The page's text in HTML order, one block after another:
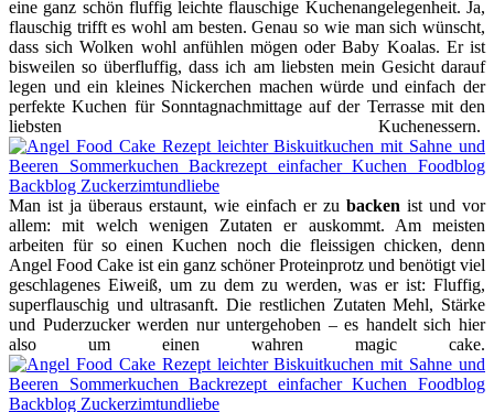
eine ganz schön fluffig leichte flauschige Kuchenangelegenheit. Ja,
flauschig trifft es wohl am besten. Genau so wie man sich wünscht,
dass sich Wolken wohl anfühlen mögen oder Baby Koalas. Er ist
bisweilen so überfluffig, dass ich am liebsten mein Gesicht darauf
legen und ein kleines Nickerchen machen würde und einfach der
perfekte Kuchen für Sonntagnachmittage auf der Terrasse mit den
liebsten Kuchenessern.
Man ist ja überaus erstaunt, wie einfach er zu backen ist und vor
allem: mit welch wenigen Zutaten er auskommt. Am meisten
arbeiten für so einen Kuchen noch die fleissigen chicken, denn
Angel Food Cake ist ein ganz schöner Proteinprotz und benötigt viel
geschlagenes Eiweiß, um zu dem zu werden, was er ist: Fluffig,
superflauschig und ultrasanft. Die restlichen Zutaten Mehl, Stärke
und Puderzucker werden nur untergehoben – es handelt sich hier
also um einen wahren magic cake.